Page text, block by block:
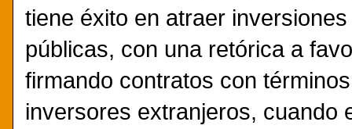
tiene éxito en atraer
públicas, con una retórica a
firmando contratos con
inversores extranjeros, cuando